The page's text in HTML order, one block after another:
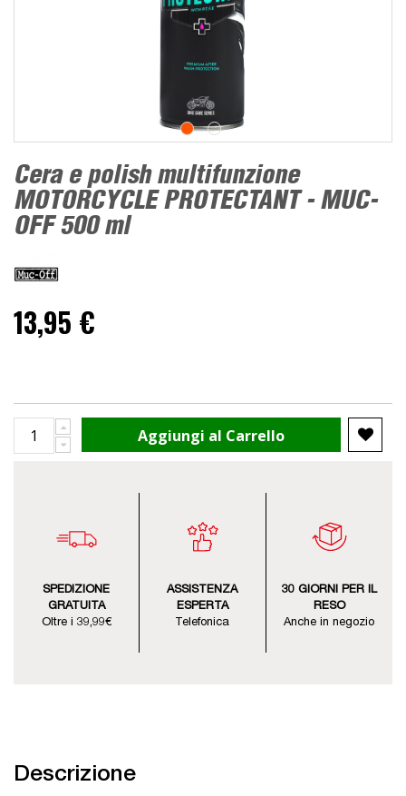
Cera e polish multifunzione
MOTORCYCLE PROTECTANT - MUC-
OFF 500 ml
13,95 €
Aggiungi al Carrello
SPEDIZIONE
GRATUITA
Oltre i 39,99€
ASSISTENZA
ESPERTA
Telefonica
30 GIORNI PER IL
RESO
Anche in negozio
Descrizione